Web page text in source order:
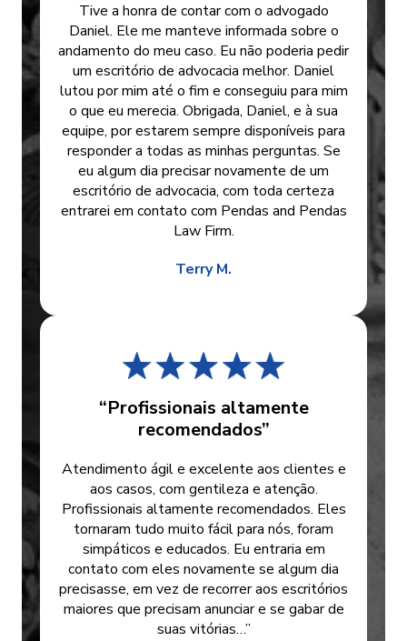
Tive a honra de contar com o advogado
Daniel. Ele me manteve informada sobre o
andamento do meu caso. Eu não poderia pedir
um escritório de advocacia melhor. Daniel
lutou por mim até o fim e conseguiu para mim
o que eu merecia. Obrigada, Daniel, e à sua
equipe, por estarem sempre disponíveis para
responder a todas as minhas perguntas. Se
eu algum dia precisar novamente de um
escritório de advocacia, com toda certeza
entrarei em contato com Pendas and Pendas
Law Firm.
Terry M.
“Profissionais altamente
recomendados”
Atendimento ágil e excelente aos clientes e
aos casos, com gentileza e atenção.
Profissionais altamente recomendados. Eles
tornaram tudo muito fácil para nós, foram
simpáticos e educados. Eu entraria em
contato com eles novamente se algum dia
precisasse, em vez de recorrer aos escritórios
maiores que precisam anunciar e se gabar de
suas vitórias…”